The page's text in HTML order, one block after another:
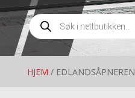
Products
search
HJEM / EDLANDSÅPNEREN